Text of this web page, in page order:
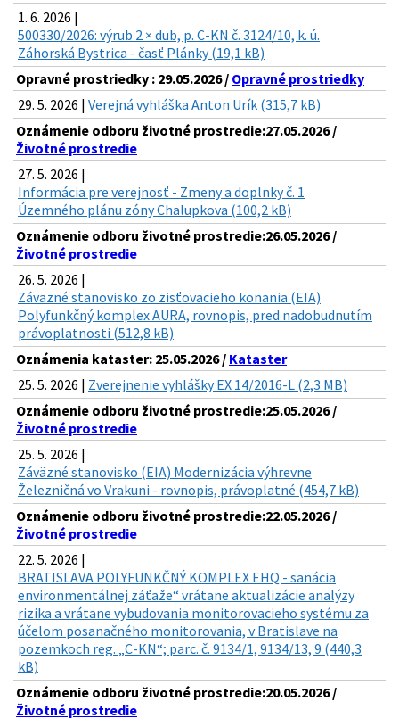
1. 6. 2026 |
500330/2026: výrub 2 × dub, p. C-KN č. 3124/10, k. ú.
Záhorská Bystrica - časť Plánky (19,1 kB)
Opravné prostriedky : 29.05.2026 / Opravné prostriedky
29. 5. 2026 | Verejná vyhláška Anton Urík (315,7 kB)
Oznámenie odboru životné prostredie:27.05.2026 /
Životné prostredie
27. 5. 2026 |
Informácia pre verejnosť - Zmeny a doplnky č. 1
Územného plánu zóny Chalupkova (100,2 kB)
Oznámenie odboru životné prostredie:26.05.2026 /
Životné prostredie
26. 5. 2026 |
Záväzné stanovisko zo zisťovacieho konania (EIA)
Polyfunkčný komplex AURA, rovnopis, pred nadobudnutím
právoplatnosti (512,8 kB)
Oznámenia kataster: 25.05.2026 / Kataster
25. 5. 2026 | Zverejnenie vyhlášky EX 14/2016-L (2,3 MB)
Oznámenie odboru životné prostredie:25.05.2026 /
Životné prostredie
25. 5. 2026 |
Záväzné stanovisko (EIA) Modernizácia výhrevne
Železničná vo Vrakuni - rovnopis, právoplatné (454,7 kB)
Oznámenie odboru životné prostredie:22.05.2026 /
Životné prostredie
22. 5. 2026 |
BRATISLAVA POLYFUNKČNÝ KOMPLEX EHQ - sanácia
environmentálnej záťaže“ vrátane aktualizácie analýzy
rizika a vrátane vybudovania monitorovacieho systému za
účelom posanačného monitorovania, v Bratislave na
pozemkoch reg. „C-KN“; parc. č. 9134/1, 9134/13, 9 (440,3
kB)
Oznámenie odboru životné prostredie:20.05.2026 /
Životné prostredie